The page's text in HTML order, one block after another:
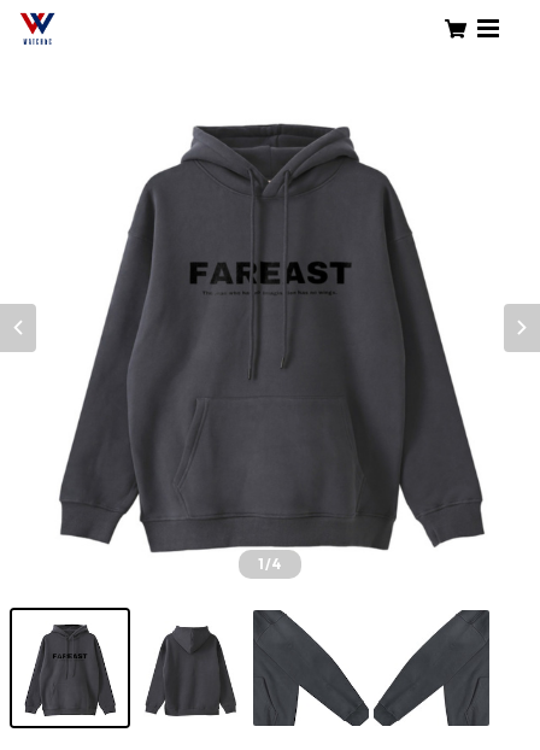
1/4